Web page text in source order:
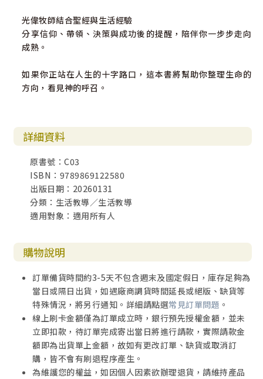
光偉牧師結合聖經與生活經驗
分享信仰、帶領、決策與成功後的提醒，陪伴你一步步走向
成熟。
如果你正站在人生的十字路口，這本書將幫助你整理生命的
方向，看見神的呼召。
詳細資料
原書號：C03
ISBN：9789869122580
出版日期：20260131
分類：生活教導／生活教導
適用對象：適用所有人
購物說明
訂單備貨時間約3-5天不包含週末及國定假日，庫存足夠為
當日或隔日出貨，如遇廠商調貨時間延長或絕版、缺貨等
特殊情況，將另行通知。詳細請點選常見訂單問題 。
線上刷卡金額僅為訂單成立時，銀行預先授權金額，並未
立即扣款，待訂單完成寄出當日將進行請款，實際請款金
額即為出貨單上金額，故如有更改訂單、缺貨或取消訂
購，皆不會有刷退程序產生。
為維護您的權益，如因個人因素欲辦理退貨，請維持產品